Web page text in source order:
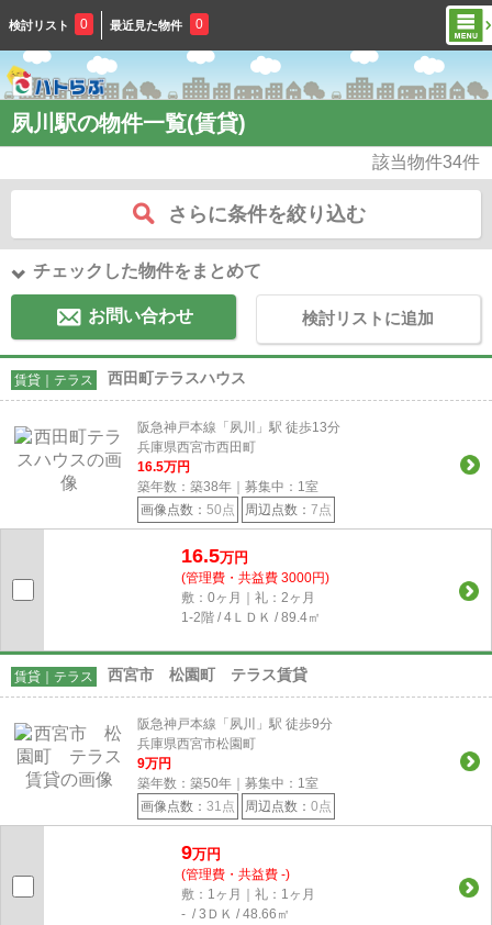
検討リスト 0 最近見た物件 0
夙川駅の物件一覧(賃貸)
該当物件34件
さらに条件を絞り込む
チェックした物件をまとめて
お問い合わせ 検討リストに追加
賃貸｜テラス 西田町テラスハウス
阪急神戸本線「夙川」駅 徒歩13分
兵庫県西宮市西田町
16.5万円
築年数：築38年｜募集中： 1室
画像点数： 50点 周辺点数： 7点
16.5万円
(管理費・共益費 3000円)
敷：0ヶ月｜礼：2ヶ月
1-2階 / 4ＬＤＫ / 89.4㎡
賃貸｜テラス 西宮市 松園町 テラス賃貸
阪急神戸本線「夙川」駅 徒歩9分
兵庫県西宮市松園町
9万円
築年数：築50年｜募集中： 1室
画像点数： 31点 周辺点数： 0点
9万円
(管理費・共益費 -)
敷：1ヶ月｜礼：1ヶ月
- / 3ＤＫ / 48.66㎡